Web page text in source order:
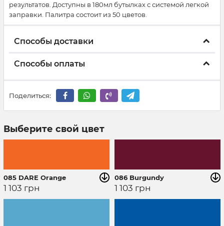
результатов. Доступны в 180мл бутылках с системой легкой
заправки. Палитра состоит из 50 цветов.
Способы доставки
Способы оплаты
Поделиться:
Выберите свой цвет
085 DARE Orange
1 103 грн
086 Burgundy
1 103 грн